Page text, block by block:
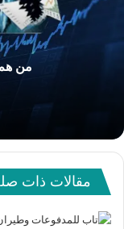
من هم
مقالات ذات